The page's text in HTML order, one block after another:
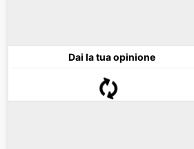
Dai la tua opinione